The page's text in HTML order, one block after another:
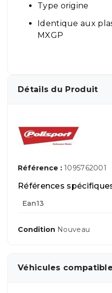
Type origine
Identique aux
MXGP
Détails du Produit
Référence : 1095762001
Références
Ean13
Condition Nouveau
Véhicules